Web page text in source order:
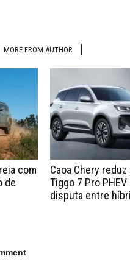
MORE FROM AUTHOR
com
de
Caoa Chery
Tiggo 7 Pro PHEV
disputa entre